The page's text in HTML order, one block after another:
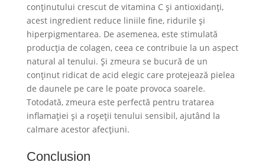
conținutului crescut de vitamina C și antioxidanți,
acest ingredient reduce liniile fine, ridurile și
hiperpigmentarea. De asemenea, este stimulată
producția de colagen, ceea ce contribuie la un aspect
natural al tenului. Și zmeura se bucură de un
conținut ridicat de acid elegic care protejează pielea
de daunele pe care le poate provoca soarele.
Totodată, zmeura este perfectă pentru tratarea
inflamației și a roșeții tenului sensibil, ajutând la
calmare acestor afecțiuni.
Conclusion